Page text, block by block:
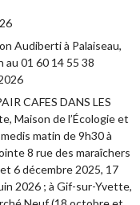
Audiberti à Palaiseau,
au 01 60 14 55 38
CAFES DANS LES
Maison de l’Écologie et
matin de 9h30 à
8 rue des maraîchers
6 décembre 2025, 17
2026 ; à Gif-sur-Yvette,